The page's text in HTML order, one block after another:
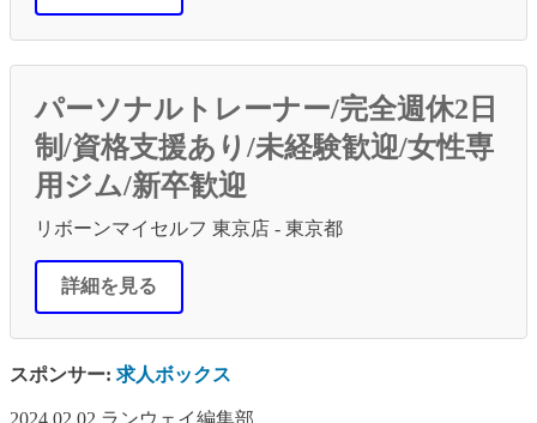
パーソナルトレーナー/完全週休2日
制/資格支援あり/未経験歓迎/女性専
用ジム/新卒歓迎
リボーンマイセルフ 東京店 - 東京都
詳細を見る
スポンサー: 求人ボックス
2024.02.02 ランウェイ編集部